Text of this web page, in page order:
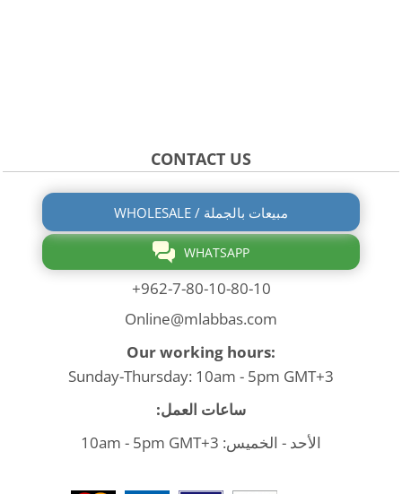
CONTACT US
WHOLESALE / مبيعات بالجملة
WHATSAPP
+962-7-80-10-80-10
Online@mlabbas.com
Our working hours:
Sunday-Thursday: 10am - 5pm GMT+3
ساعات العمل:
الأحد - الخميس: 10am - 5pm GMT+3